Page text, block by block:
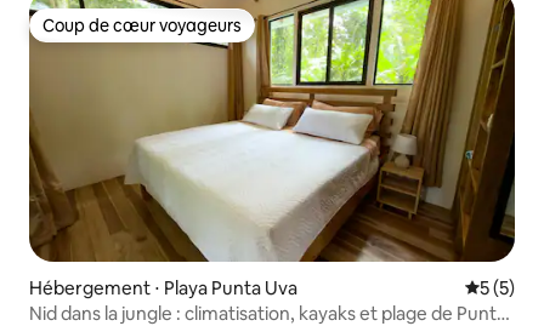
Coup de cœur voyageurs
Coup de cœur voyageurs
Hébergement ⋅ Playa Punta Uva
5 (5)
Nid dans la jungle : climatisation, kayaks et plage de Punta